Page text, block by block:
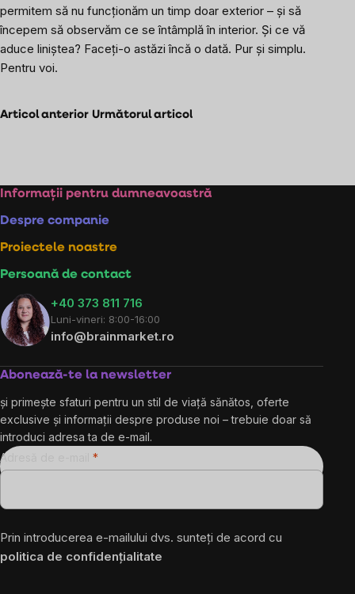
permitem să nu funcționăm un timp doar exterior – și să
începem să observăm ce se întâmplă în interior. Și ce vă
aduce liniștea? Faceți-o astăzi încă o dată. Pur și simplu.
Pentru voi.
Articol anterior Următorul articol
Subsol
Informații pentru dumneavoastră
Despre companie
Proiectele noastre
Persoană de contact
+40 373 811 716
Luni-vineri: 8:00-16:00
info@brainmarket.ro
Abonează-te la newsletter
și primește sfaturi pentru un stil de viață sănătos, oferte
exclusive și informații despre produse noi – trebuie doar să
introduci adresa ta de e-mail.
Adresă de e-mail
Prin introducerea e-mailului dvs. sunteți de acord cu
politica de confidențialitate